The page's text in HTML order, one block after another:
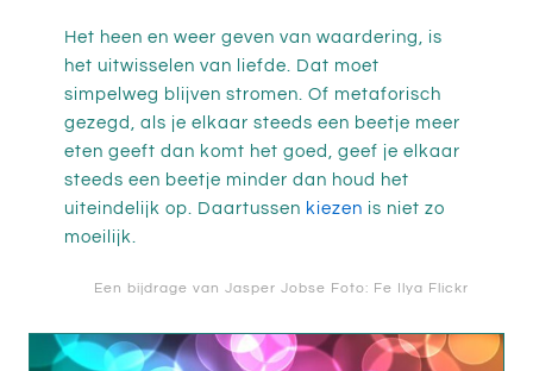
Het heen en weer geven van waardering, is
het uitwisselen van liefde. Dat moet
simpelweg blijven stromen. Of metaforisch
gezegd, als je elkaar steeds een beetje meer
eten geeft dan komt het goed, geef je elkaar
steeds een beetje minder dan houd het
uiteindelijk op. Daartussen kiezen is niet zo
moeilijk.
Een bijdrage van Jasper Jobse Foto: Fe Ilya Flickr